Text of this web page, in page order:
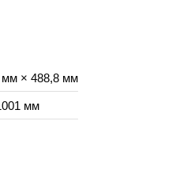
мм × 488,8 мм
мм